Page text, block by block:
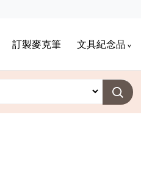
訂製麥克筆 文具紀念品